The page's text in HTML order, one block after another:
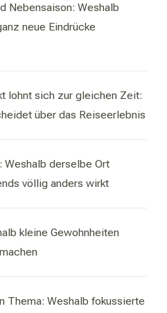
Nebensaison: Weshalb
neue Eindrücke
lohnt sich zur gleichen Zeit:
über das Reiseerlebnis
Weshalb derselbe Ort
völlig anders wirkt
kleine Gewohnheiten
Thema: Weshalb fokussierte